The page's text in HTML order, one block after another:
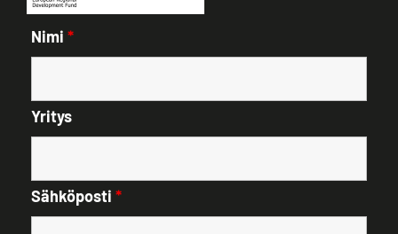
Nimi *
Yritys
Sähköposti *